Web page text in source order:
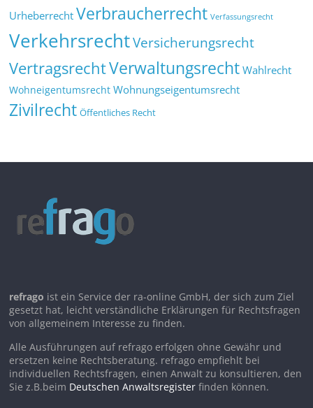
Urheberrecht Verbraucherrecht Verfassungsrecht
VerkehrsrechtVersicherungsrecht
VertragsrechtVerwaltungsrecht Wahlrecht
Wohneigentumsrecht Wohnungseigentumsrecht
Zivilrecht Öffentliches Recht
refrago ist ein Service der ra-online GmbH, der sich zum Ziel
gesetzt hat, leicht verständliche Erklärungen für Rechtsfragen
von allgemeinem Interesse zu finden.
Alle Ausführungen auf refrago erfolgen ohne Gewähr und
ersetzen keine Rechtsberatung. refrago empfiehlt bei
individuellen Rechtsfragen, einen Anwalt zu konsultieren, den
Sie z.B.beim Deutschen Anwaltsregister finden können.